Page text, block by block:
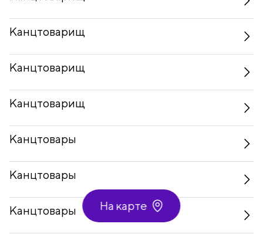
На карте
Канцтоварищ
Канцтоварищ
Канцтоварищ
Канцтовары
Канцтовары
Канцтовары